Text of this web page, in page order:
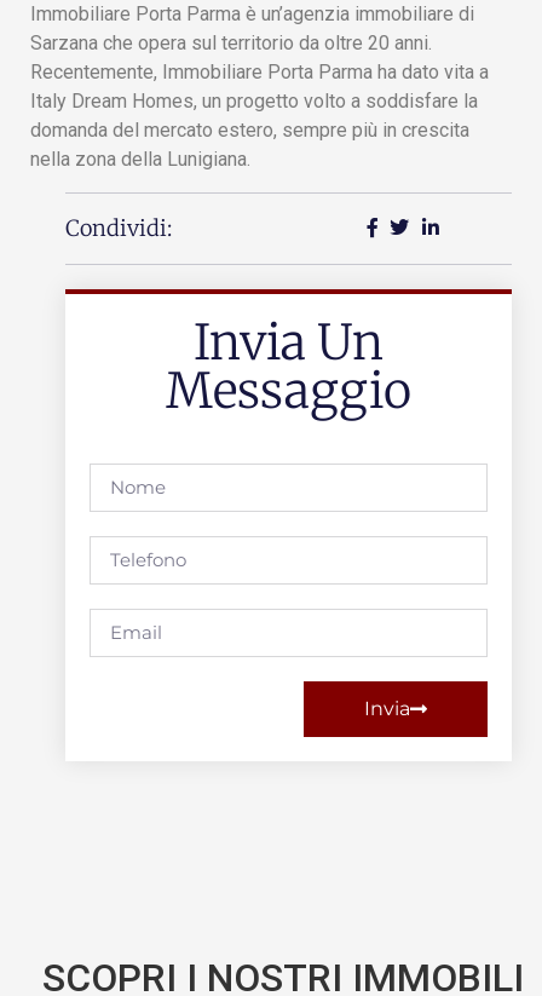
Immobiliare Porta Parma è un’agenzia immobiliare di
Sarzana che opera sul territorio da oltre 20 anni.
Recentemente, Immobiliare Porta Parma ha dato vita a
Italy Dream Homes, un progetto volto a soddisfare la
domanda del mercato estero, sempre più in crescita
nella zona della Lunigiana.
Condividi:
Invia Un
Messaggio
Invia
SCOPRI I NOSTRI IMMOBILI